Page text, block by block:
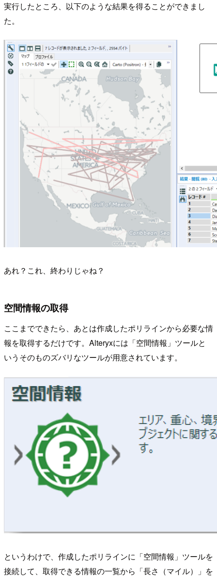
実行したところ、以下のような結果を得ることができまし
た。
あれ？これ、終わりじゃね？
空間情報の取得
ここまでできたら、あとは作成したポリラインから必要な情
報を取得するだけです。Alteryxには「空間情報」ツールと
いうそのものズバリなツールが用意されています。
というわけで、作成したポリラインに「空間情報」ツールを
接続して、取得できる情報の一覧から「長さ（マイル）」を